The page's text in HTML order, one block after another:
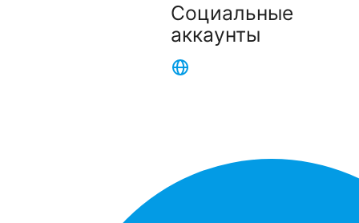
Социальные
аккаунты